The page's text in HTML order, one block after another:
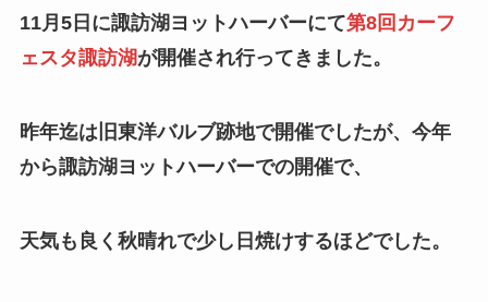
11月5日に諏訪湖ヨットハーバーにて第8回カーフ
ェスタ諏訪湖が開催され行ってきました。
昨年迄は旧東洋バルブ跡地で開催でしたが、今年
から諏訪湖ヨットハーバーでの開催で、
天気も良く秋晴れで少し日焼けするほどでした。